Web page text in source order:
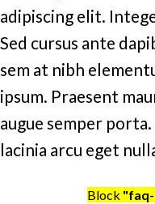
adipiscing elit.
Sed cursus ante
sem at nibh
ipsum. Praesent
augue semper
lacinia arcu eget
Block